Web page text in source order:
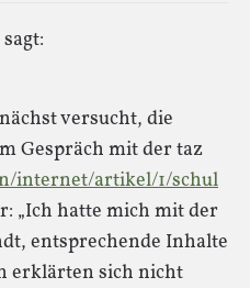
sagt:
versucht, die
Gespräch mit der taz
internet/artikel/1/schul
„Ich hatte mich mit der
entsprechende Inhalte
erklärten sich nicht